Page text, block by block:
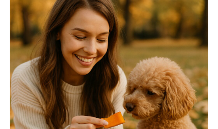
ABOUT US
刻 -TOKI-について
SHOP
店舗概要
SHOPPING GUIDE
ショッピングガイド
NEWS